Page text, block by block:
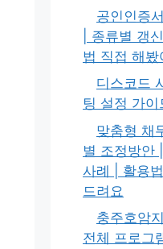
공인인증
| 종류별 갱
법 직접 해봤
디스코드
팅 설정 가
맞춤형 채
별 조정방안
사례 | 활용
드려요
충주호암
전체 프로그